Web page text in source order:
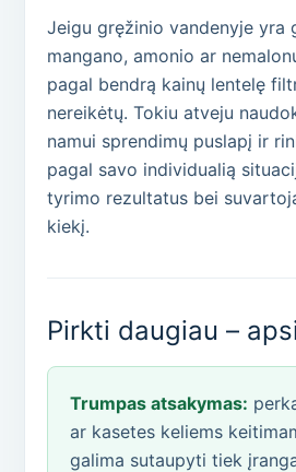
Jeigu gręžinio vandenyje yra
mangano, amonio ar
pagal bendrą kainų lentelę
nereikėtų. Tokiu atveju
namui sprendimų puslapį ir
pagal savo individualią
tyrimo rezultatus bei
kiekį.
Pirkti daugiau –
Trumpas atsakymas:
ar kasetes keliems
galima sutaupyti tiek